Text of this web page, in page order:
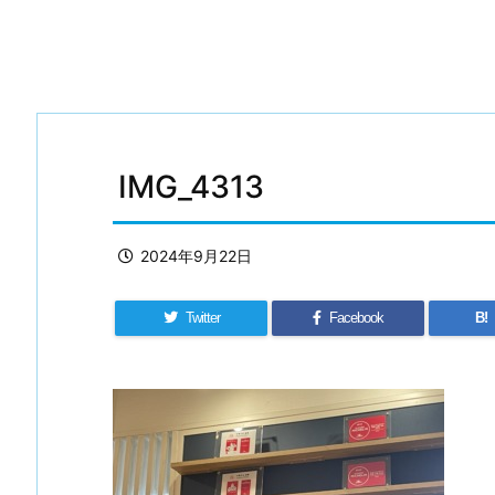
IMG_4313
2024年9月22日
Twitter Facebook B!